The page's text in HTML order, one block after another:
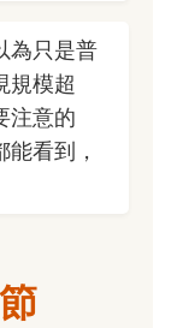
為只是普
規模超
注意的
看到，